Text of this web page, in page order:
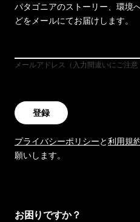
パタゴニアのストーリー、環境
どをメールにてお届けします。
メールアドレス（入力間違いにご注意
登録
プライバシーポリシーと利用規
願いします。
お困りですか？